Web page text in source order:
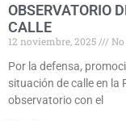
OBSERVATORIO
CALLE
12 noviembre, 2025
Por la defensa,
situación de calle en la
observatorio con el